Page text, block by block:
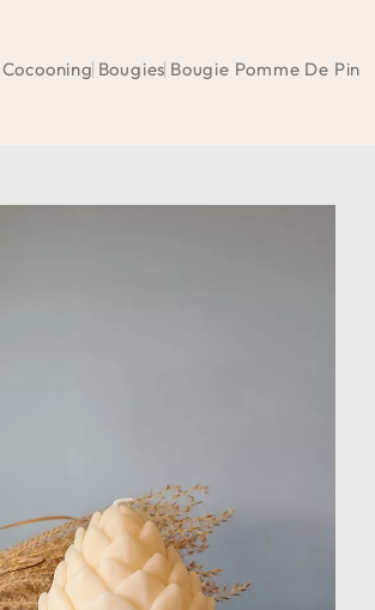
Cocooning Bougies Bougie Pomme De Pin